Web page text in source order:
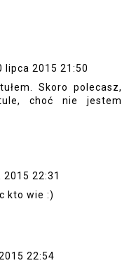
lipca 2015 21:50
Skoro polecasz,
choć nie jestem
2015 22:31
kto wie :)
22:54